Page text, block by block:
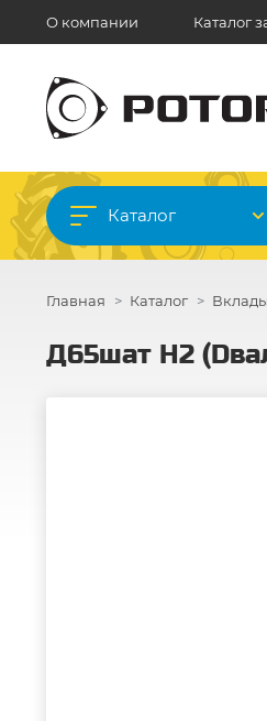
О компании Каталог
Каталог
Главная Каталог
Д65шат Н2